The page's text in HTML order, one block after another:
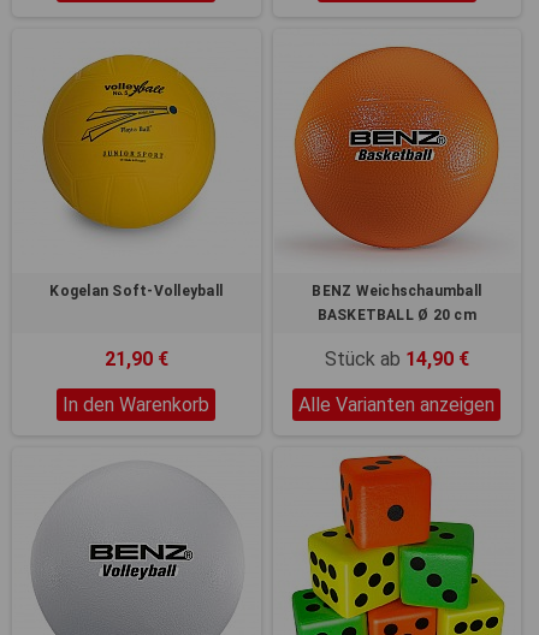
Kogelan Soft-Volleyball
21,90 €
In den Warenkorb
BENZ Weichschaumball
BASKETBALL Ø 20 cm
Stück ab 14,90 €
Alle Varianten anzeigen